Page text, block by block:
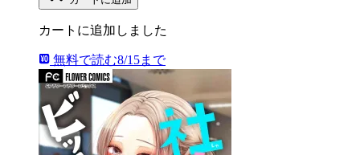
カートに追加しました
無料で読む8/15まで